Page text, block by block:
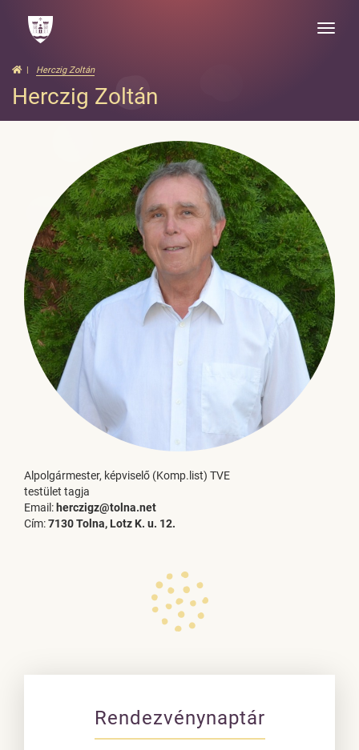
Toggle
Herczig Zoltán
Herczig Zoltán
Alpolgármester, képviselő (Komp.list) TVE
testület tagja
Email: herczigz@tolna.net
Cím:7130 Tolna, Lotz K. u. 12.
Rendezvénynaptár